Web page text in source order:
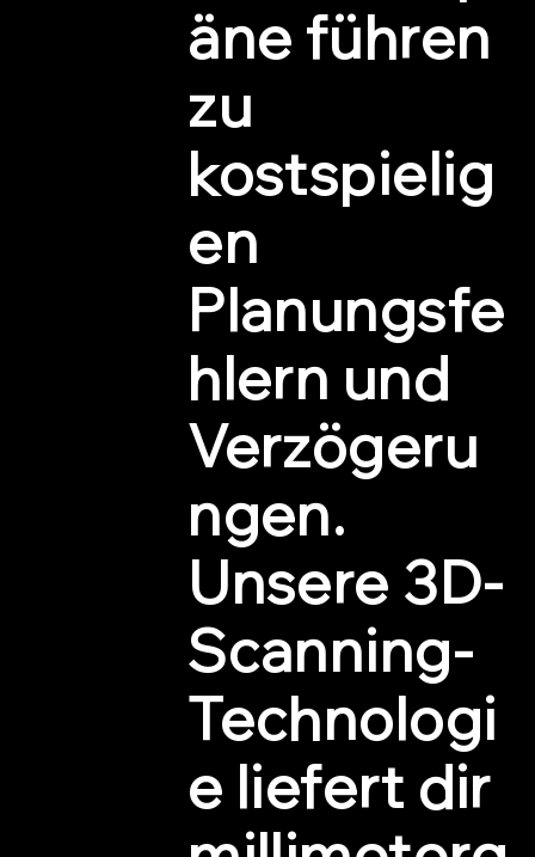
äne führen
zu
kostspielig
en
Planungsfe
hlern und
Verzögeru
ngen.
Unsere 3D-
Scanning-
Technologi
e liefert dir